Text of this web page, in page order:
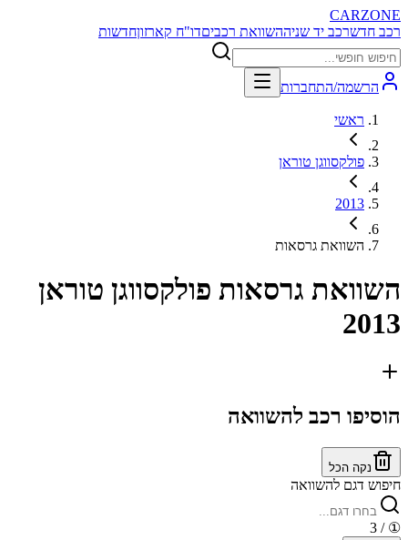
CARZONE
רכב חדשרכב יד שניההשוואת רכביםדו"ח קארזוןחדשות
הרשמה/התחברות
ראשי
פולקסווגן טוראן
2013
השוואת גרסאות
השוואת גרסאות פולקסווגן טוראן
2013
הוסיפו רכב להשוואה
נקה הכל
חיפוש דגם להשוואה
①
/ 3